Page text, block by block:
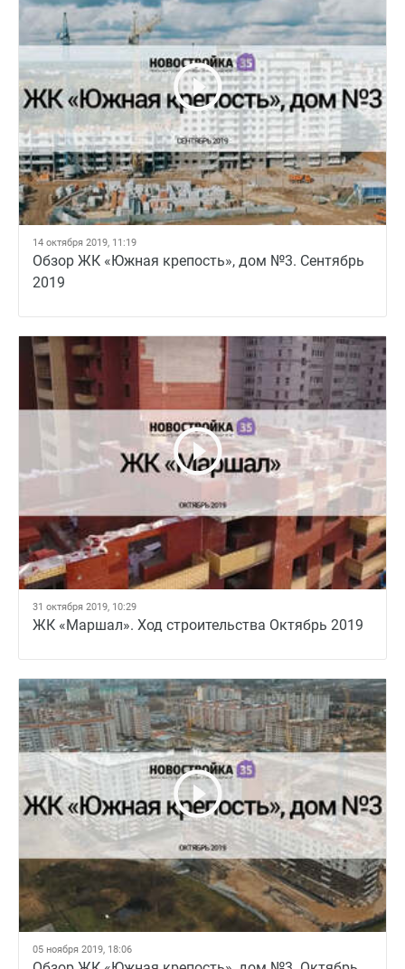
14 октября 2019, 11:19
Обзор ЖК «Южная крепость», дом №3. Сентябрь
2019
31 октября 2019, 10:29
ЖК «Маршал». Ход строительства Октябрь 2019
05 ноября 2019, 18:06